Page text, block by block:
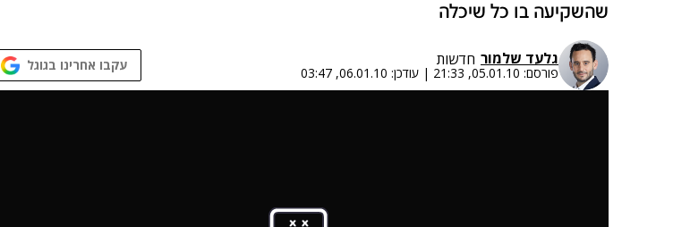
שהשקיעה בו כל שיכלה
גלעד שלמור חדשות
פורסם: 05.01.10, 21:33
| עודכן: 06.01.10, 03:47 עקבו אחרינו בגוגל